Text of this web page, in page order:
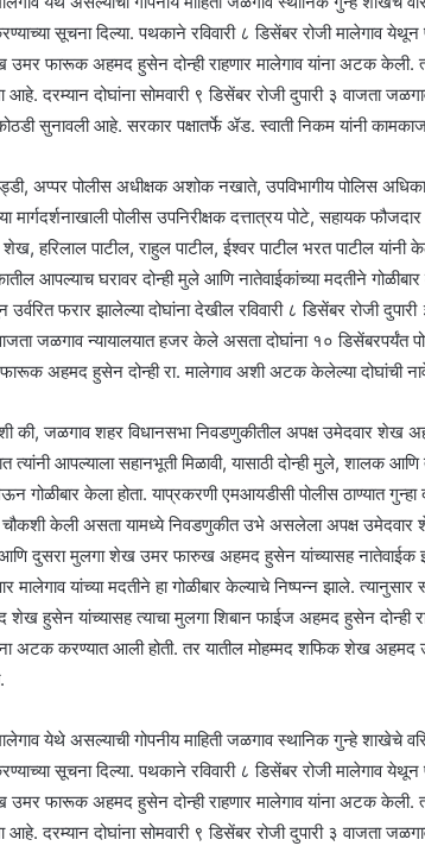
सूचना दिल्या. पथकाने रविवारी ८ डिसेंबर रोजी मालेगाव
फारूक अहमद हुसेन दोन्ही राहणार मालेगाव यांना अटक केली.
दरम्यान दोघांना सोमवारी ९ डिसेंबर रोजी दुपारी ३ वाजता
सुनावली आहे. सरकार पक्षातर्फे ॲड. स्वाती निकम यांनी
अप्पर पोलीस अधीक्षक अशोक नखाते, उपविभागीय पोलिस
मार्गदर्शनाखाली पोलीस उपनिरीक्षक दत्तात्रय पोटे, सहायक
हरिलाल पाटील, राहुल पाटील, ईश्वर पाटील भरत पाटील यांनी
आपल्याच घरावर दोन्ही मुले आणि नातेवाईकांच्या मदतीने
फरार झालेल्या दोघांना देखील रविवारी ८ डिसेंबर रोजी
जळगाव न्यायालयात हजर केले असता दोघांना १०
अहमद हुसेन दोन्ही रा. मालेगाव अशी अटक केलेल्या दोघांची
की, जळगाव शहर विधानसभा निवडणुकीतील अपक्ष उमेदवार
त्यांनी आपल्याला सहानभूती मिळावी, यासाठी दोन्ही मुले, शालक
गोळीबार केला होता. याप्रकरणी एमआयडीसी पोलीस ठाण्यात
चौकशी केली असता यामध्ये निवडणुकीत उभे असलेला अपक्ष
दुसरा मुलगा शेख उमर फारुख अहमद हुसेन यांच्यासह
मालेगाव यांच्या मदतीने हा गोळीबार केल्याचे निष्पन्न झाले.
हुसेन यांच्यासह त्याचा मुलगा शिबान फाईज अहमद हुसेन दोन्ही
अटक करण्यात आली होती. तर यातील मोहम्मद शफिक शेख
येथे असल्याची गोपनीय माहिती जळगाव स्थानिक गुन्हे शाखेचे
सूचना दिल्या. पथकाने रविवारी ८ डिसेंबर रोजी मालेगाव
फारूक अहमद हुसेन दोन्ही राहणार मालेगाव यांना अटक केली.
दरम्यान दोघांना सोमवारी ९ डिसेंबर रोजी दुपारी ३ वाजता